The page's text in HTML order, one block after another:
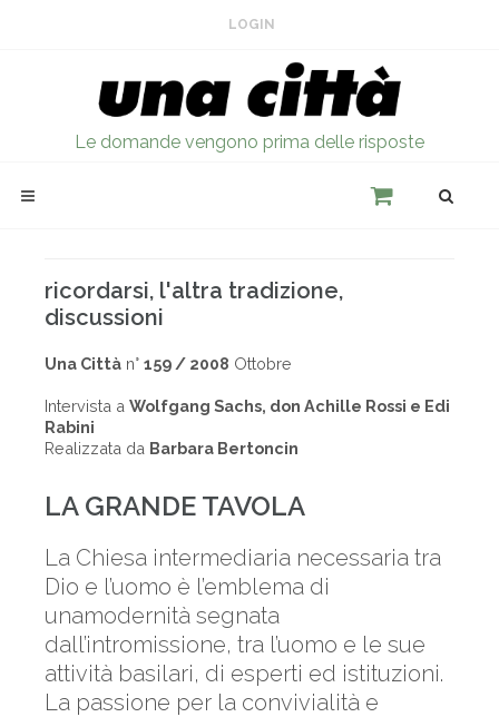
LOGIN
Le domande vengono prima delle risposte
ricordarsi, l'altra tradizione,
discussioni
Una Città n° 159 / 2008 Ottobre
Intervista a Wolfgang Sachs, don Achille Rossi e Edi
Rabini
Realizzata da Barbara Bertoncin
LA GRANDE TAVOLA
La Chiesa intermediaria necessaria tra
Dio e l’uomo è l’emblema di
unamodernità segnata
dall’intromissione, tra l’uomo e le sue
attività basilari, di esperti ed istituzioni.
La passione per la convivialità e